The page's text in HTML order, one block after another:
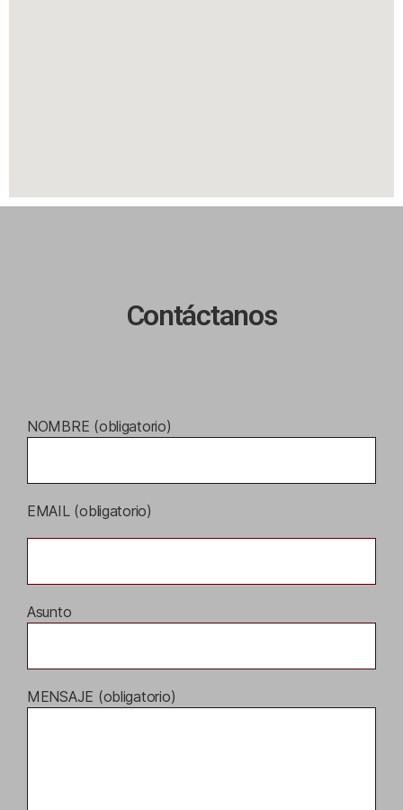
Contáctanos
NOMBRE (obligatorio)
EMAIL (obligatorio)
Asunto
MENSAJE (obligatorio)